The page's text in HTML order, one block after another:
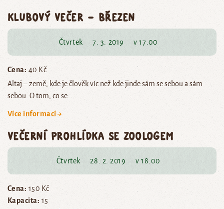
Klubový večer – březen
Čtvrtek 7. 3. 2019 v 17.00
Cena: 40 Kč
Altaj – země, kde je člověk víc než kde jinde sám se sebou a sám
sebou. O tom, co se…
Více informací →
Večerní prohlídka se zoologem
Čtvrtek 28. 2. 2019 v 18.00
Cena: 150 Kč
Kapacita: 15